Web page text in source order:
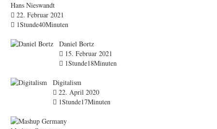
Hans Nieswandt
22. Februar 2021
1Stunde40Minuten
Daniel Bortz
15. Februar 2021
1Stunde18Minuten
Digitalism
22. April 2020
1Stunde17Minuten